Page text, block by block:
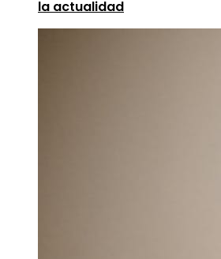
la actualidad